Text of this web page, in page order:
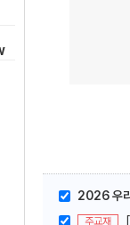
2026 우
주교재